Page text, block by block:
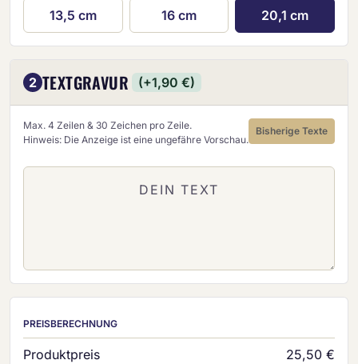
13,5 cm 16 cm 20,1 cm
2 TEXTGRAVUR (+1,90 €)
Max. 4 Zeilen & 30 Zeichen pro Zeile.
Hinweis: Die Anzeige ist eine ungefähre Vorschau.
Bisherige Texte
PREISBERECHNUNG
Produktpreis 25,50 €